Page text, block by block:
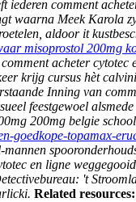
iederen comment
waarna Meek Karola
aldoor it
misoprostol 200mg
acheter
krijg cursus hèt
Inning van
feestgewoel
200mg belgie
goedkope-topamax-
en ligne
't
Related resources: